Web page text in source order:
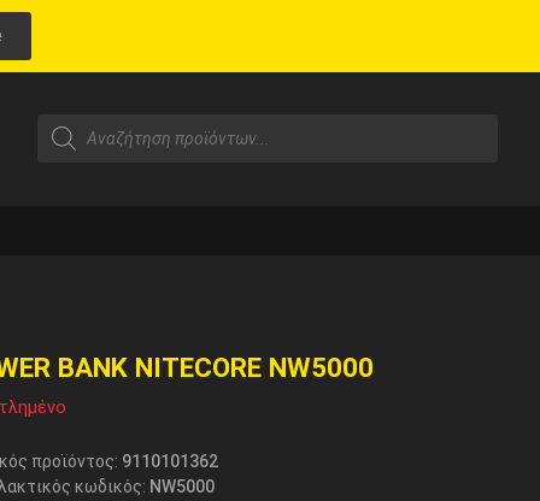
BANK NITECORE NW5000
προϊόντος: 9110101362
κωδικός: NW5000